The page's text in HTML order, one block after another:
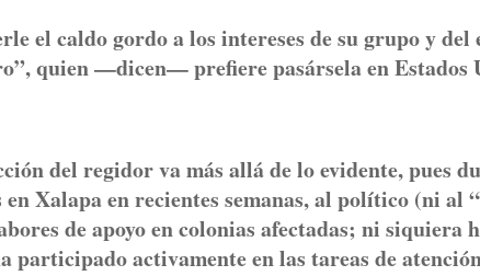
el caldo gordo a los intereses de su grupo y
quien —dicen— prefiere pasársela en Estados
del regidor va más allá de lo evidente, pues
en Xalapa en recientes semanas, al político (ni al
de apoyo en colonias afectadas; ni siquiera
participado activamente en las tareas de